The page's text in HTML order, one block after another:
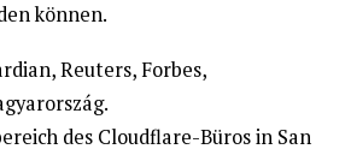
können.
Reuters, Forbes,
des Cloudflare-Büros in San